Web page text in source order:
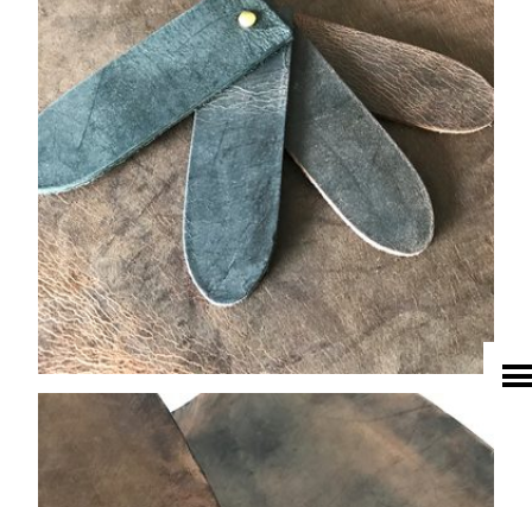
HOME
UNTERNEHMEN
LEDER
FELL
TEXTIL
ECO FRIENDLY
SHOP PELLEBELLE
PRODUKTE
DIENSTLEISTUNGEN